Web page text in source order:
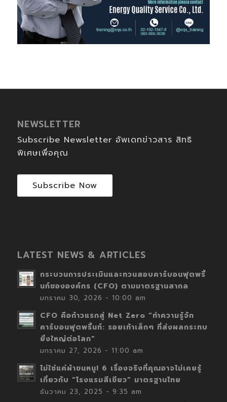
NEWSLETTER
Subscribe Newsletter อัพเดทข่าวสาร สิทธิ
พิเศษเพื่อคุณ
Subscribe Now
LATEST NEWS & ARTICLES
กระบวนการประเมินและทวนสอบคาร์บอนฟุตพริ้
นท์ขององค์กร (CFO) ตามมาตรฐานสากล
มกราคม 30, 2026 - 10:00 am
CFO คือก้าวแรกสู่ Net Zero “ทำความรู้จัก
คาร์บอนฟุตพริ้นท์: รอยเท้าเล็กๆ ที่ส่งผลกระทบ
ยิ่งใหญ่ต่อโลก”
มกราคม 27, 2026 - 11:00 am
ไม่ใช่แค่ผ้าขนหนู! 6 เรื่องจริงที่คุณอาจไม่เคยรู้
เกี่ยวกับ “โรงแรมสีเขียว” มาตรฐานไทย
ธันวาคม 23, 2025 - 9:35 am